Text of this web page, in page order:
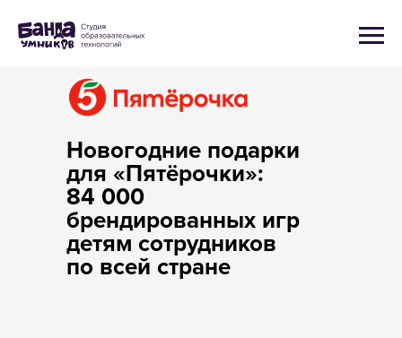
Новогодние подарки
для «Пятёрочки»:
84 000
брендированных игр
детям сотрудников
по всей стране